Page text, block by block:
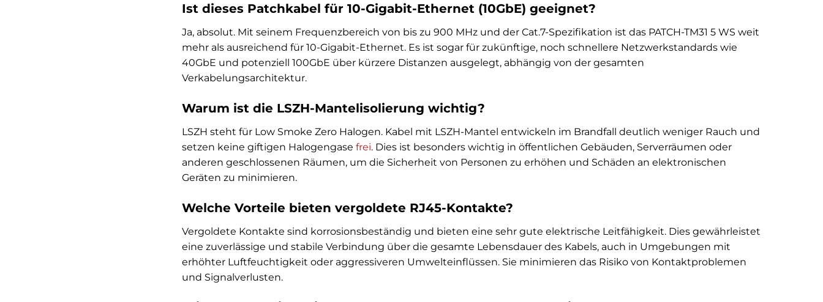
Ist dieses Patchkabel für 10-Gigabit-Ethernet (10GbE) geeignet?
Ja, absolut. Mit seinem Frequenzbereich von bis zu 900 MHz und der Cat.7-Spezifikation ist das PATCH-TM31 5 WS weit
mehr als ausreichend für 10-Gigabit-Ethernet. Es ist sogar für zukünftige, noch schnellere Netzwerkstandards wie
40GbE und potenziell 100GbE über kürzere Distanzen ausgelegt, abhängig von der gesamten
Verkabelungsarchitektur.
Warum ist die LSZH-Mantelisolierung wichtig?
LSZH steht für Low Smoke Zero Halogen. Kabel mit LSZH-Mantel entwickeln im Brandfall deutlich weniger Rauch und
setzen keine giftigen Halogengase frei. Dies ist besonders wichtig in öffentlichen Gebäuden, Serverräumen oder
anderen geschlossenen Räumen, um die Sicherheit von Personen zu erhöhen und Schäden an elektronischen
Geräten zu minimieren.
Welche Vorteile bieten vergoldete RJ45-Kontakte?
Vergoldete Kontakte sind korrosionsbeständig und bieten eine sehr gute elektrische Leitfähigkeit. Dies gewährleistet
eine zuverlässige und stabile Verbindung über die gesamte Lebensdauer des Kabels, auch in Umgebungen mit
erhöhter Luftfeuchtigkeit oder aggressiveren Umwelteinflüssen. Sie minimieren das Risiko von Kontaktproblemen
und Signalverlusten.